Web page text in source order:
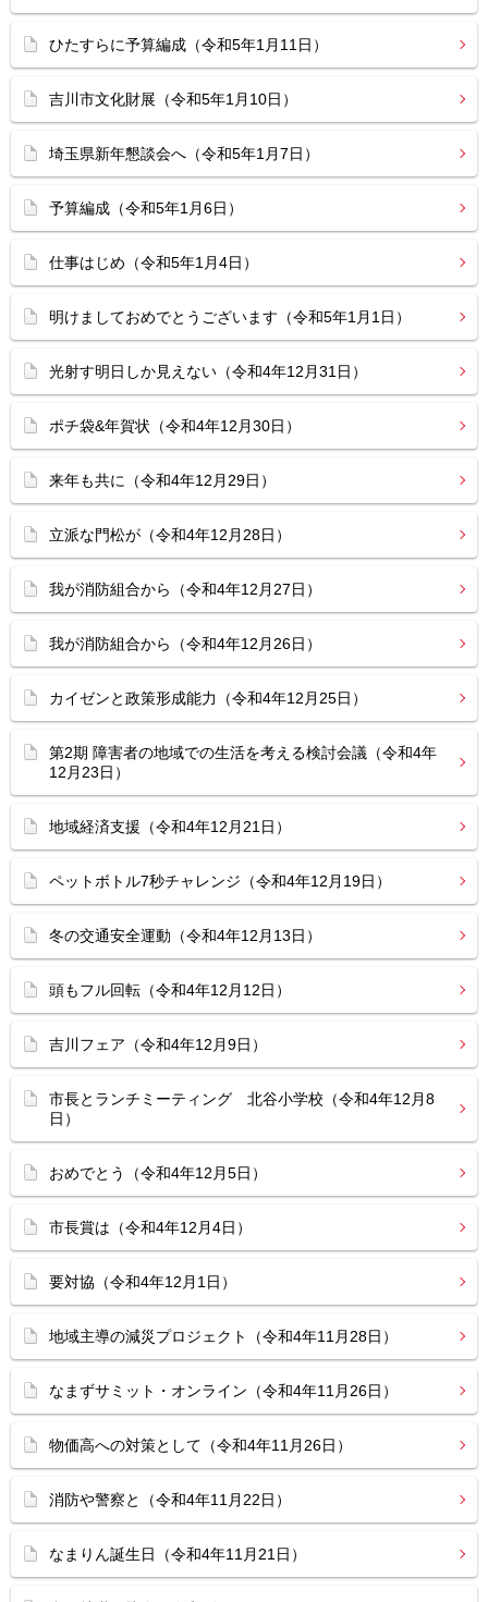
ひたすらに予算編成（令和5年1月11日）
吉川市文化財展（令和5年1月10日）
埼玉県新年懇談会へ（令和5年1月7日）
予算編成（令和5年1月6日）
仕事はじめ（令和5年1月4日）
明けましておめでとうございます（令和5年1月1日）
光射す明日しか見えない（令和4年12月31日）
ポチ袋&年賀状（令和4年12月30日）
来年も共に（令和4年12月29日）
立派な門松が（令和4年12月28日）
我が消防組合から（令和4年12月27日）
我が消防組合から（令和4年12月26日）
カイゼンと政策形成能力（令和4年12月25日）
第2期 障害者の地域での生活を考える検討会議（令和4年
12月23日）
地域経済支援（令和4年12月21日）
ペットボトル7秒チャレンジ（令和4年12月19日）
冬の交通安全運動（令和4年12月13日）
頭もフル回転（令和4年12月12日）
吉川フェア（令和4年12月9日）
市長とランチミーティング 北谷小学校（令和4年12月8
日）
おめでとう（令和4年12月5日）
市長賞は（令和4年12月4日）
要対協（令和4年12月1日）
地域主導の減災プロジェクト（令和4年11月28日）
なまずサミット・オンライン（令和4年11月26日）
物価高への対策として（令和4年11月26日）
消防や警察と（令和4年11月22日）
なまりん誕生日（令和4年11月21日）